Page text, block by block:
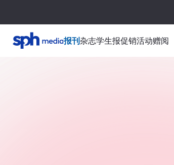
报刊杂志学生报促销活动赠阅